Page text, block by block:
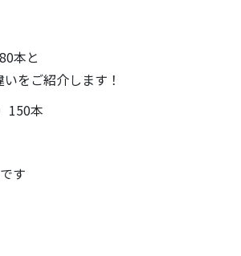
本と
をご紹介します！
150本
す